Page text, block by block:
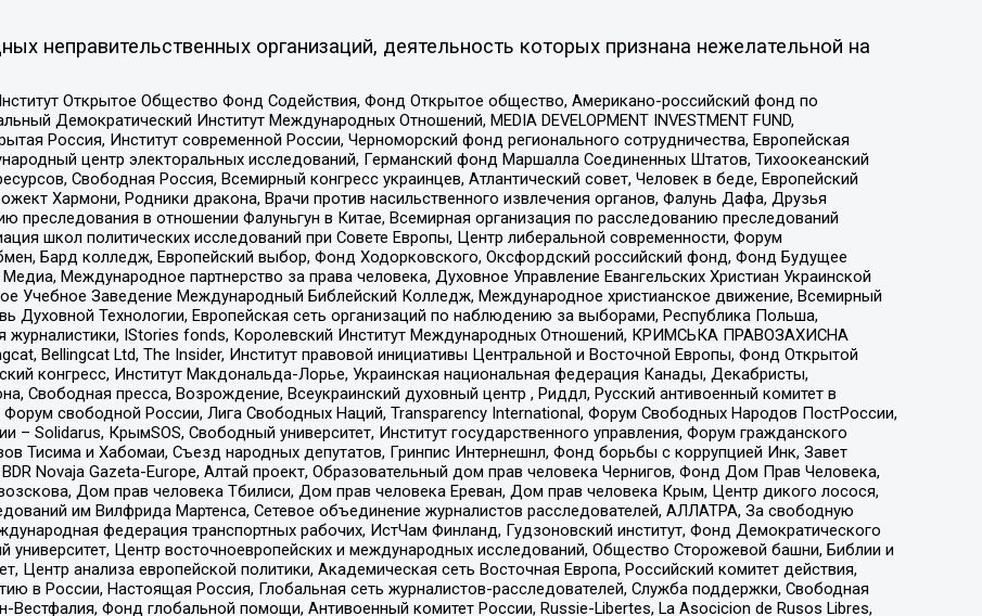
неправительственных организаций, деятельность которых признана нежелательной на
Открытое Общество Фонд Содействия, Фонд Открытое общество, Американо-российский фонд по
Демократический Институт Международных Отношений, MEDIA DEVELOPMENT INVESTMENT FUND,
Россия, Институт современной России, Черноморский фонд регионального сотрудничества, Европейская
центр электоральных исследований, Германский фонд Маршалла Соединенных Штатов, Тихоокеанский
Свободная Россия, Всемирный конгресс украинцев, Атлантический совет, Человек в беде, Европейский
Хармони, Родники дракона, Врачи против насильственного извлечения органов, Фалунь Дафа, Друзья
преследования в отношении Фалуньгун в Китае, Всемирная организация по расследованию преследований
школ политических исследований при Совете Европы, Центр либеральной современности, Форум
Бард колледж, Европейский выбор, Фонд Ходорковского, Оксфордский российский фонд, Фонд Будущее
Международное партнерство за права человека, Духовное Управление Евангельских Христиан Украинской
Учебное Заведение Международный Библейский Колледж, Международное христианское движение, Всемирный
Духовной Технологии, Европейская сеть организаций по наблюдению за выборами, Республика Польша,
IStories fonds, Королевский Институт Международных Отношений, КРИМСЬКА ПРАВОЗАХИСНА
Bellingcat Ltd, The Insider, Институт правовой инициативы Центральной и Восточной Европы, Фонд Открытой
конгресс, Институт Макдональда-Лорье, Украинская национальная федерация Канады, Декабристы,
Свободная пресса, Возрождение, Всеукраинский духовный центр , Риддл, Русский антивоенный комитет в
свободной России, Лига Свободных Наций, Transparеncy International, Форум Свободных Народов ПостРоссии,
Solidarus, КрымSOS, Свободный университет, Институт государственного управления, Форум гражданского
Тисима и Хабомаи, Съезд народных депутатов, Гринпис Интернешнл, Фонд борьбы с коррупцией Инк, Завет
Novaja Gazeta-Europe, Алтай проект, Образовательный дом прав человека Чернигов, Фонд Дом Прав Человека,
Дом прав человека Тбилиси, Дом прав человека Ереван, Дом прав человека Крым, Центр дикого лосося,
им Вилфрида Мартенса, Сетевое объединение журналистов расследователей, АЛЛАТРА, За свободную
федерация транспортных рабочих, ИстЧам Финланд, Гудзоновский институт, Фонд Демократического
университет, Центр восточноевропейских и международных исследований, Общество Сторожевой башни, Библии и
Центр анализа европейской политики, Академическая сеть Восточная Европа, Российский комитет действия,
в России, Настоящая Россия, Глобальная сеть журналистов-расследователей, Служба поддержки, Свободная
Фонд глобальной помощи, Антивоенный комитет России, Russie-Libertes, La Asocicion de Rusos Libres,